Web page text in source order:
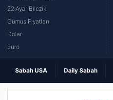
22 Ayar Bilezik
Gümüş Fiyatları
Dolar
Euro
Sabah USA Daily Sabah